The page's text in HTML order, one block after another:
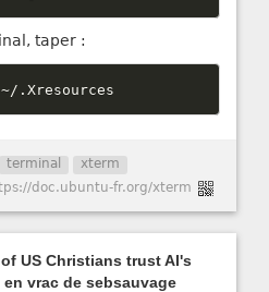
taper :
~/ .Xresources
terminal xterm
doc.ubuntu-fr.org/xterm
US Christians trust AI's
vrac de sebsauvage